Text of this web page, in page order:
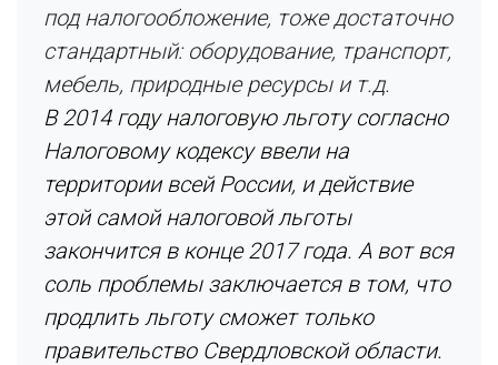
под налогообложение, тоже достаточно
стандартный: оборудование, транспорт,
мебель, природные ресурсы и т.д.
В 2014 году налоговую льготу согласно
Налоговому кодексу ввели на
территории всей России, и действие
этой самой налоговой льготы
закончится в конце 2017 года. А вот вся
соль проблемы заключается в том, что
продлить льготу сможет только
правительство Свердловской области.